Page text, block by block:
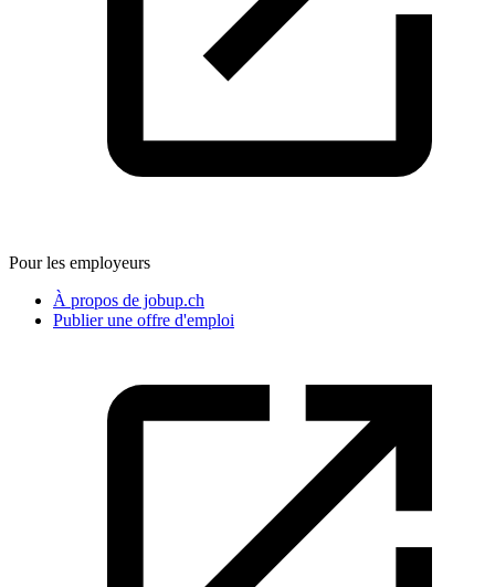
Pour les employeurs
À propos de jobup.ch
Publier une offre d'emploi